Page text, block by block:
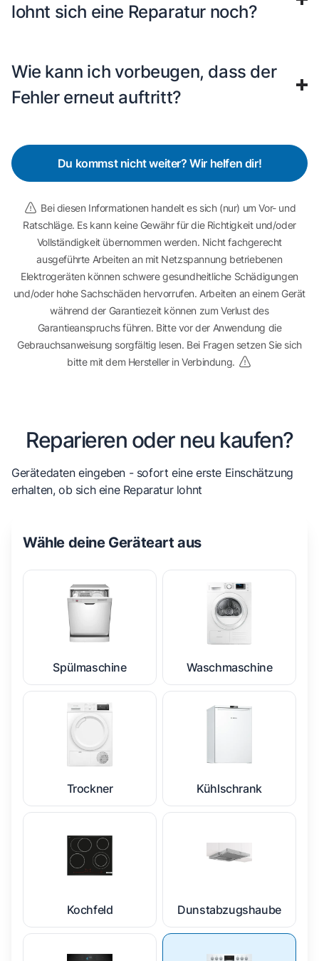
lohnt sich eine Reparatur noch?
Wie kann ich vorbeugen, dass der
Fehler erneut auftritt?
Du kommst nicht weiter? Wir helfen dir!
Bei diesen Informationen handelt es sich (nur) um Vor- und
Ratschläge. Es kann keine Gewähr für die Richtigkeit und/oder
Vollständigkeit übernommen werden. Nicht fachgerecht
ausgeführte Arbeiten an mit Netzspannung betriebenen
Elektrogeräten können schwere gesundheitliche Schädigungen
und/oder hohe Sachschäden hervorrufen. Arbeiten an einem Gerät
während der Garantiezeit können zum Verlust des
Garantieanspruchs führen. Bitte vor der Anwendung die
Gebrauchsanweisung sorgfältig lesen. Bei Fragen setzen Sie sich
bitte mit dem Hersteller in Verbindung.
Reparieren oder neu kaufen?
Gerätedaten eingeben - sofort eine erste Einschätzung
erhalten, ob sich eine Reparatur lohnt
Wähle deine Geräteart aus
Spülmaschine Waschmaschine
Trockner Kühlschrank
Kochfeld Dunstabzugshaube